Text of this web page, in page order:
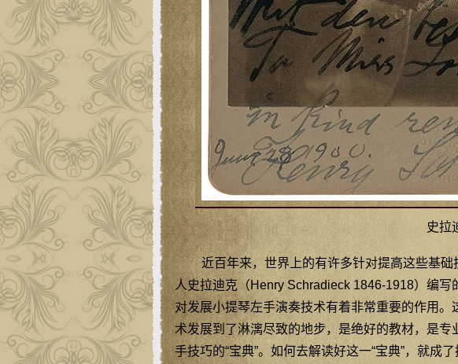
史拉
近百年来，世界上的有许多针对提高这些基
人史拉迪克（Henry Schradieck 1846-1918）编
对发展小提琴左手演奏技术有着非常重要的作用
术发展到了淋漓尽致的地步，是绝好的教材，是
手技巧的“宝典”。如何去解读好这一“宝典”，就成